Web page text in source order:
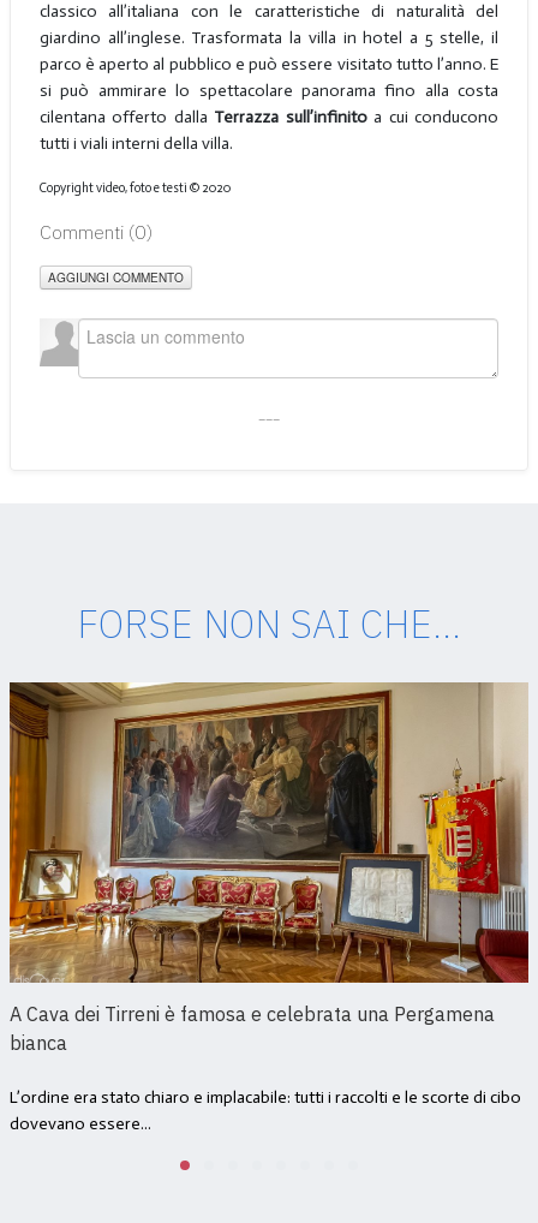
classico all’italiana con le caratteristiche di naturalità del
giardino all’inglese. Trasformata la villa in hotel a 5 stelle, il
parco è aperto al pubblico e può essere visitato tutto l’anno. E
si può ammirare lo spettacolare panorama fino alla costa
cilentana offerto dalla Terrazza sull’infinitoa cui conducono
tutti i viali interni della villa.
Copyright video, foto e testi © 2020
Commenti (0)
AGGIUNGI COMMENTO
FORSE NON SAI CHE...
A Cava dei Tirreni è famosa e celebrata una Pergamena
bianca
L’ordine era stato chiaro e implacabile: tutti i raccolti e le scorte di cibo
dovevano essere...